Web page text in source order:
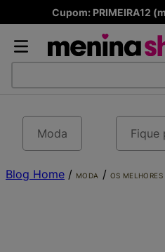
Cupom: PRIMEIRA12 (marcas
Moda Fique
Blog Home / MODA / OS
2º
MELISSAS MINI BABY
3
TÊNIS VEJA WHITE